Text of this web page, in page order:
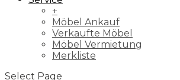
+
Möbel Ankauf
Verkaufte Möbel
Möbel Vermietung
Merkliste
Select Page